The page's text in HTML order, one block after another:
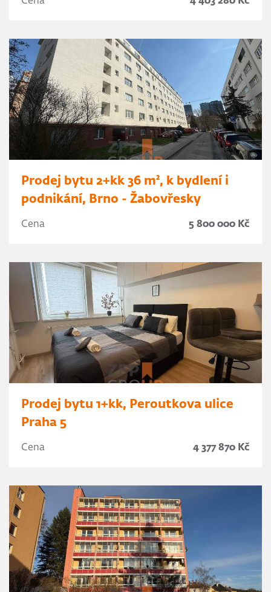
Prodej bytu 2+kk 36 m², k bydlení i
podnikání, Brno - Žabovřesky
Cena 5 800 000 Kč
Prodej bytu 1+kk, Peroutkova ulice
Praha 5
Cena 4 377 870 Kč